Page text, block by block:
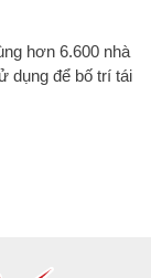
hơn 6.600 nhà
dụng để bố trí tái